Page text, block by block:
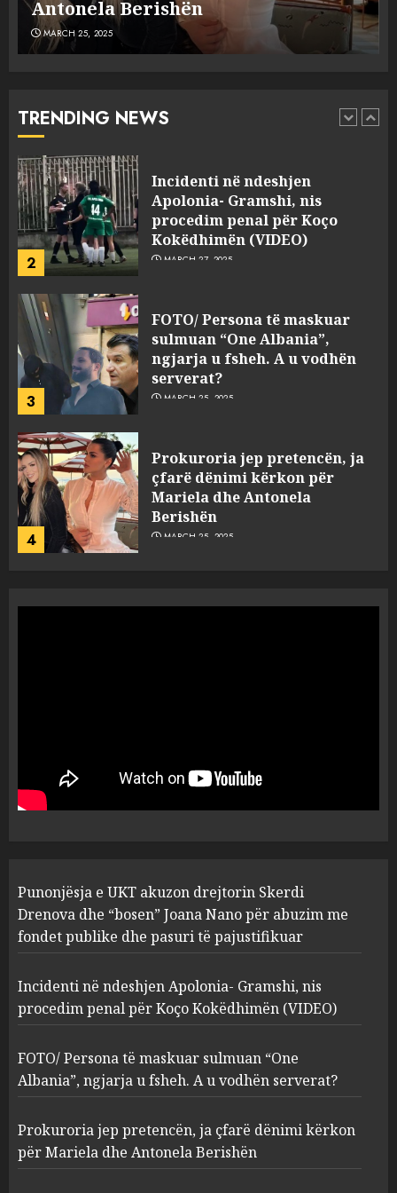
plagosën!
MARCH 25, 2025
TRENDING NEWS
1
Punonjësja e UKT akuzon
pasuri të pajustifikuar
2
Incidenti në ndeshjen
Apolonia- Gramshi, nis
procedim penal për Koço
Kokëdhimën (VIDEO)
MARCH 27, 2025
3
FOTO/ Persona të maskuar
sulmuan “One Albania”,
ngjarja u fsheh. A u vodhën
serverat?
MARCH 25, 2025
4
Prokuroria jep pretencën, ja
çfarë dënimi kërkon për
Mariela dhe Antonela
Berishën
MARCH 25, 2025
1
“bosen” Joana Nano për
abuzim me fondet publike dhe
pasuri të pajustifikuar
2
Apolonia- Gramshi, nis
procedim penal për Koço
Kokëdhimën (VIDEO)
MARCH 27, 2025
3
FOTO/ Persona të maskuar
sulmuan “One Albania”,
ngjarja u fsheh. A u vodhën
serverat?
Prokuroria jep pretencën, ja
çfarë dënimi kërkon për
Punonjësja e UKT akuzon drejtorin Skerdi
Drenova dhe “bosen” Joana Nano për abuzim me
fondet publike dhe pasuri të pajustifikuar
Incidenti në ndeshjen Apolonia- Gramshi, nis
procedim penal për Koço Kokëdhimën (VIDEO)
FOTO/ Persona të maskuar sulmuan “One
Albania”, ngjarja u fsheh. A u vodhën serverat?
Prokuroria jep pretencën, ja çfarë dënimi kërkon
për Mariela dhe Antonela Berishën